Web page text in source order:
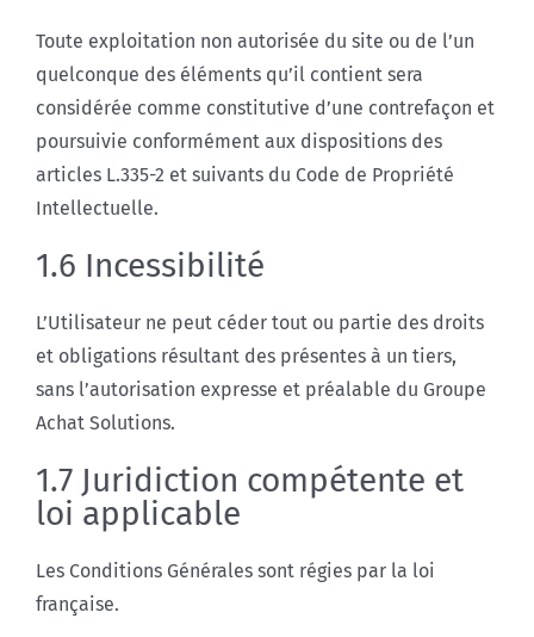
Toute exploitation non autorisée du site ou de l’un
quelconque des éléments qu’il contient sera
considérée comme constitutive d’une contrefaçon et
poursuivie conformément aux dispositions des
articles L.335-2 et suivants du Code de Propriété
Intellectuelle.
1.6 Incessibilité
L’Utilisateur ne peut céder tout ou partie des droits
et obligations résultant des présentes à un tiers,
sans l’autorisation expresse et préalable du Groupe
Achat Solutions.
1.7 Juridiction compétente et
loi applicable
Les Conditions Générales sont régies par la loi
française.